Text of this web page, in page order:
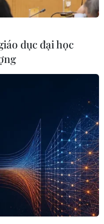
trưởng Viện nghiên
đang tự cô lập mình
vực.
dục đại học